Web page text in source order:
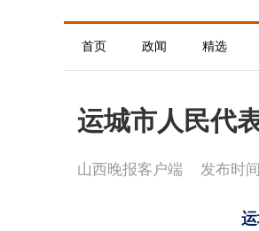
首页 政闻 精选
运城市人民代
山西晚报客户端 发布时